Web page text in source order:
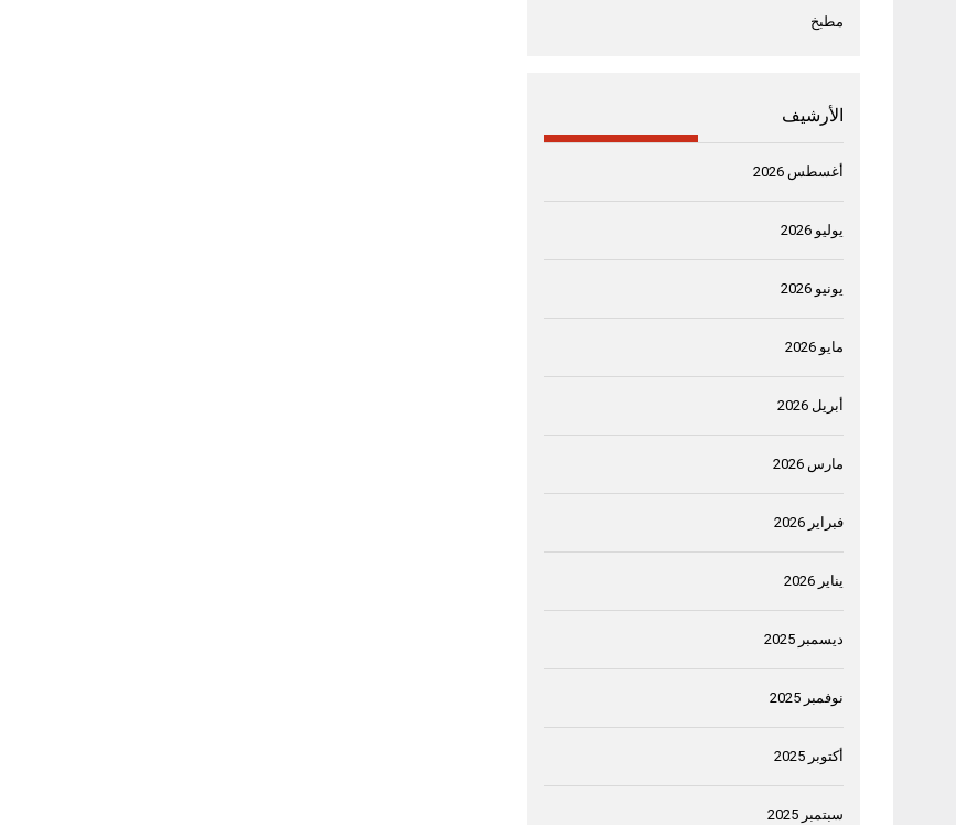
مطبخ
الأرشيف
أغسطس 2026
يوليو 2026
يونيو 2026
مايو 2026
أبريل 2026
مارس 2026
فبراير 2026
يناير 2026
ديسمبر 2025
نوفمبر 2025
أكتوبر 2025
سبتمبر 2025